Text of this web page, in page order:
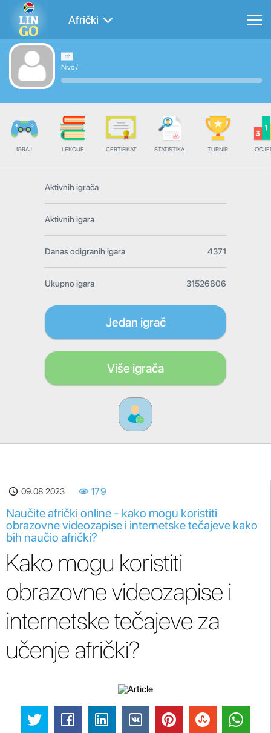
Afrički
Nivo/
IGRAJ LEKCIJE CERTIFIKAT STATISTIKA TURNIR
Aktivnih igrača
Aktivnih igara
Danas odigranih igara 4371
Ukupno igara 31526806
Jedan igrač
Više igrača
09.08.2023 179
Naučite afrički online - kako mogu koristiti
obrazovne videozapise i internetske tečajeve kako
bih naučio afrički?
Kako mogu koristiti
obrazovne videozapise i
internetske tečajeve za
učenje afrički?